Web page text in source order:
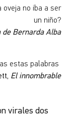
oveja no iba a ser
un niño?
de Bernarda Alba
estas palabras
El innombrable
virales dos